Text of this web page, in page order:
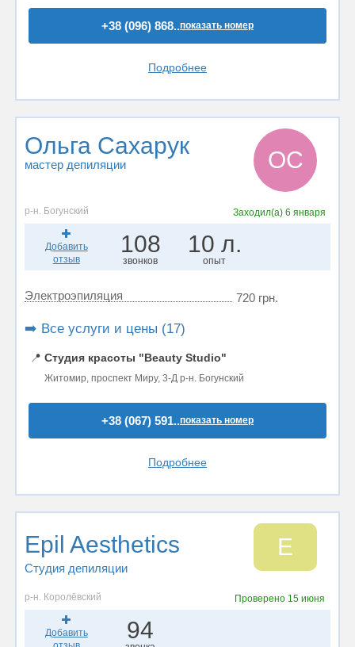
+38 (096) 868..показать номер
Подробнее
Ольга Сахарук
мастер депиляции ОС
р-н. Богунский Заходил(а)6 января
Добавить
отзыв
108
звонков
10 л.
опыт
Электроэпиляция 720 грн.
➡️ Все услуги и цены (17)
📍 Студия красоты "Beauty Studio"
Житомир, проспект Миру, 3-Д р-н. Богунский
+38 (067) 591..показать номер
Подробнее
Epil Aesthetics
Студия депиляции
E
р-н. Королёвский Проверено 15 июня
Добавить
94